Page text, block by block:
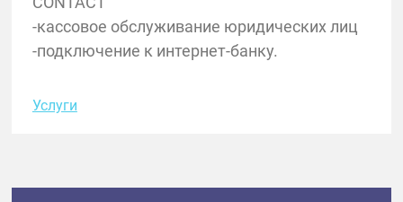
-кассовое обслуживание юридических лиц
-подключение к интернет-банку.
Услуги